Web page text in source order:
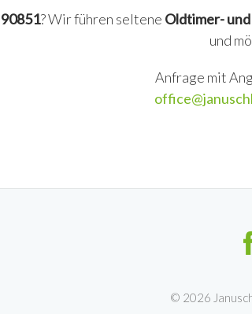
90851? Wir führen seltene Oldtimer-
und
Anfrage mit
© 2026